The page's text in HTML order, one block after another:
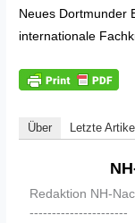
Neues Dortmunder
internationale
Über Letzte Artikel
Redaktion NH-
----------------------